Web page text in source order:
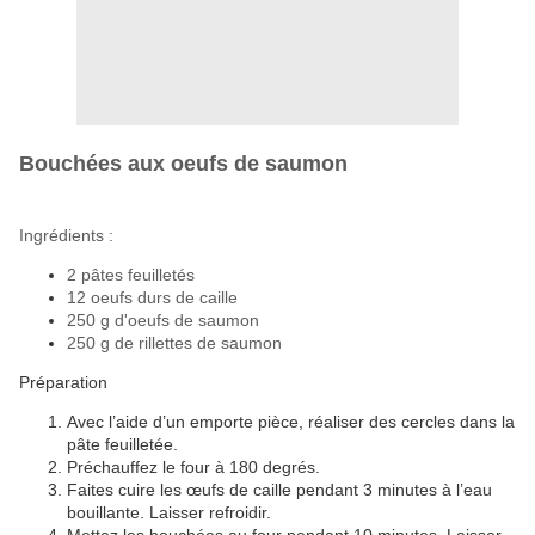
Bouchées aux oeufs de saumon
Ingrédients :
2 pâtes feuilletés
12 oeufs durs de caille
250 g d'oeufs de saumon
250 g de rillettes de saumon
Préparation
Avec l’aide d’un emporte pièce, réaliser des cercles dans la
pâte feuilletée.
Préchauffez le four à 180 degrés.
Faites cuire les œufs de caille pendant 3 minutes à l’eau
bouillante. Laisser refroidir.